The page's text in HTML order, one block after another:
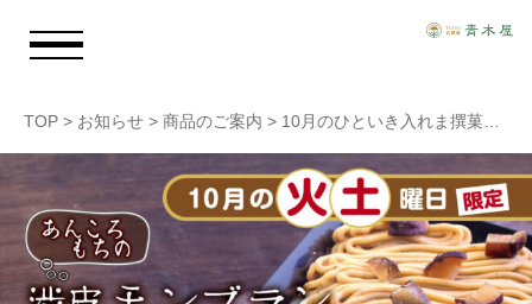
青木屋のおもい
商品情報
TOP > お知らせ > 商品のご案内 > 10月のひといき入れま撰菓『あんころもちの渋皮モンブラン』ご予約承ります。